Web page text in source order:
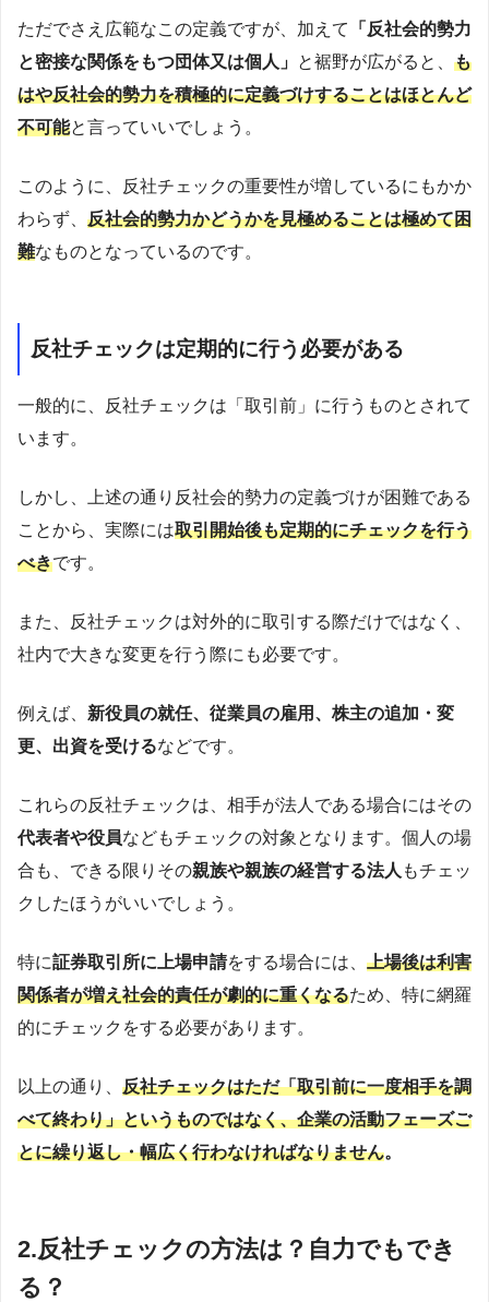
ただでさえ広範なこの定義ですが、加えて
「反社会的勢力
と密接な関係をもつ団体又は個人」 と裾野が広がると、 も
はや反社会的勢力を積極的に定義づけすることはほとんど
不可能と言っていいでしょう。
このように、反社チェックの重要性が増しているにもかか
わらず、 反社会的勢力かどうかを見極めることは極めて困
難なものとなっているのです。
反社チェックは定期的に行う必要がある
一般的に、反社チェックは「取引前」に行うものとされて
います。
しかし、上述の通り反社会的勢力の定義づけが困難である
ことから、実際には取引開始後も定期的にチェックを行う
べきです。
また、反社チェックは対外的に取引する際だけではなく、
社内で大きな変更を行う際にも必要です。
例えば、 新役員の就任、従業員の雇用、株主の追加・変
更、出資を受けるなどです。
これらの反社チェックは、相手が法人である場合にはその
代表者や役員などもチェックの対象となります。個人の場
合も、できる限りその親族や親族の経営する法人 もチェッ
クしたほうがいいでしょう。
特に証券取引所に上場申請をする場合には、 上場後は利害
関係者が増え社会的責任が劇的に重くなるため、特に網羅
的にチェックをする必要があります。
以上の通り、 反社チェックはただ「取引前に一度相手を調
べて終わり」というものではなく、企業の活動フェーズご
とに繰り返し・幅広く行わなければなりません。
2.反社チェックの方法は？自力でもでき
る？